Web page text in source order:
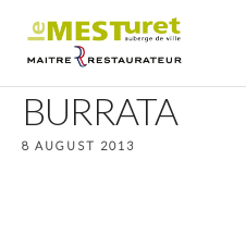
BURRATA
8 AUGUST 2013